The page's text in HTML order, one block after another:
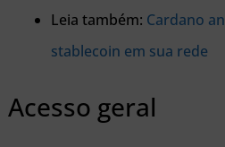
Leia também: Cardano
stablecoin em sua rede
Acesso geral